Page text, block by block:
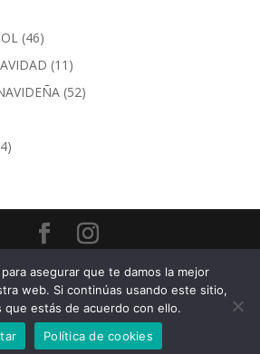
4646
productos
11 11
productos
5252
34
30 · 50003 Zaragoza - Tel. 976 29
de Privacidad-Condiciones
de Venta
asegurar que te damos la mejor
web. Si continúas usando este sitio,
que estás de acuerdo con ello.
Política de cookies